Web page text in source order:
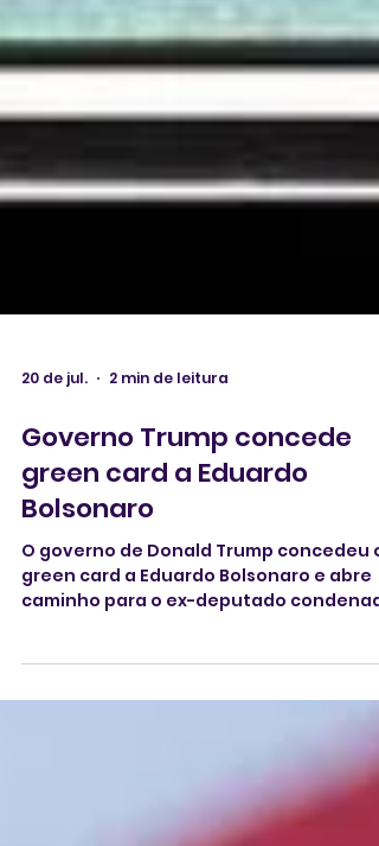
20 de jul. 2 min de leitura
Governo Trump concede
green card a Eduardo
O governo de Donald Trump concedeu o
green card a Eduardo Bolsonaro e abre
caminho para o ex-deputado